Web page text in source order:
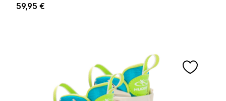
Prix régulier :
59,95 €